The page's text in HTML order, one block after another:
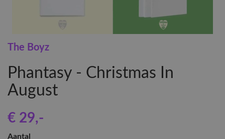
The Boyz
Phantasy - Christmas In
August
€ 29,-
Aantal